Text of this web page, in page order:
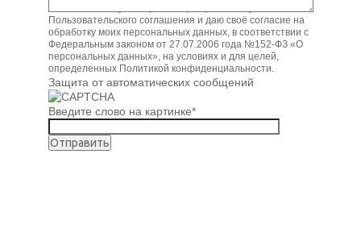
Пользовательского соглашения и даю своё согласие на
обработку моих персональных данных, в соответствии с
Федеральным законом от 27.07.2006 года №152-ФЗ «О
персональных данных», на условиях и для целей,
определенных Политикой конфиденциальности.
Защита от автоматических сообщений
Введите слово на картинке*